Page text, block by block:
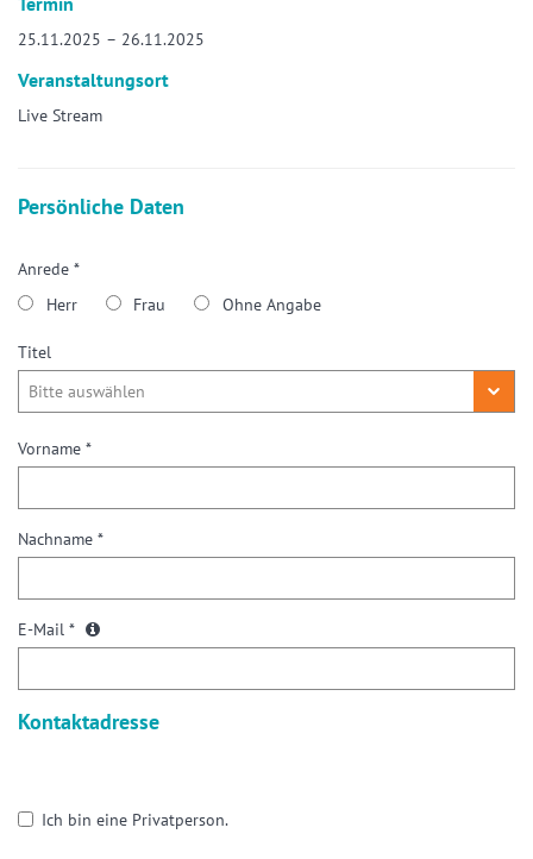
25.11.2025 – 26.11.2025
Veranstaltungsort
Live Stream
Persönliche Daten
Anrede *
Herr
Frau Ohne Angabe
Titel
Vorname *
Nachname *
E-Mail *
Kontaktadresse
Ich bin eine Privatperson.